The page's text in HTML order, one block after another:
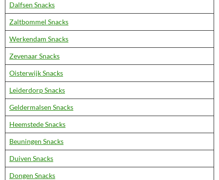
Dalfsen Snacks
Zaltbommel Snacks
Werkendam Snacks
Zevenaar Snacks
Oisterwijk Snacks
Leiderdorp Snacks
Geldermalsen Snacks
Heemstede Snacks
Beuningen Snacks
Duiven Snacks
Dongen Snacks